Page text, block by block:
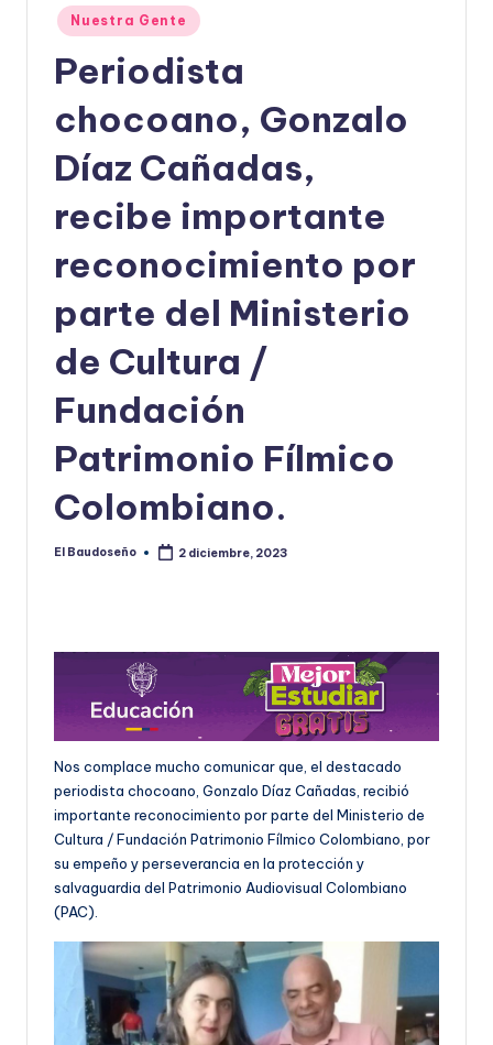
Publicado
en
Nuestra Gente
Periodista
chocoano, Gonzalo
Díaz Cañadas,
recibe importante
reconocimiento por
parte del Ministerio
de Cultura /
Fundación
Patrimonio Fílmico
Colombiano.
Publicado
El Baudoseño 2 diciembre, 2023
Nos complace mucho comunicar que, el destacado
periodista chocoano, Gonzalo Díaz Cañadas, recibió
importante reconocimiento por parte del Ministerio de
Cultura / Fundación Patrimonio Fílmico Colombiano, por
su empeño y perseverancia en la protección y
salvaguardia del Patrimonio Audiovisual Colombiano
(PAC).